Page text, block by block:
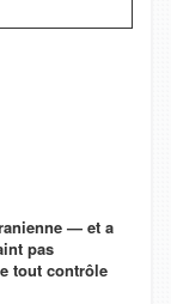
— et a
pas
tout contrôle